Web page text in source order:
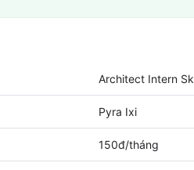
Architect Intern
Pyra Ixi
150đ/tháng